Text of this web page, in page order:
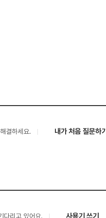
결하세요. 내가 처음 질문하기
다리고 있어요. 사용기 쓰기